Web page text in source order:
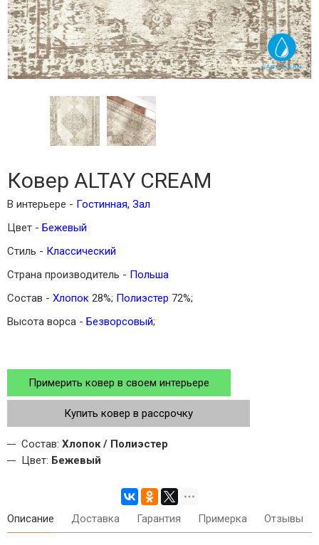
Ковер ALTAY CREAM
В интерьере - Гостинная, Зал
Цвет - Бежевый
Стиль - Классический
Страна производитель - Польша
Состав - Хлопок 28%; Полиэстер 72%;
Высота ворса - Безворсовый;
Примерить ковер в своем интерьере
Купить ковер в рассрочку
Состав: Хлопок / Полиэстер
Цвет: Бежевый
Описание Доставка Гарантия Примерка Отзывы